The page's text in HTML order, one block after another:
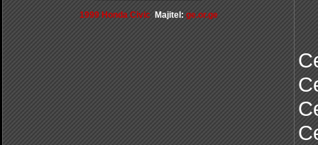
1999 Honda CivicMajitel: ge.or.ge